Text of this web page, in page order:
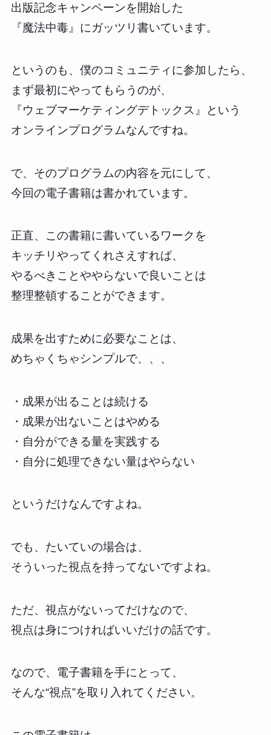
出版記念キャンペーンを開始した
『魔法中毒』にガッツリ書いています。
というのも、僕のコミュニティに参加したら、
まず最初にやってもらうのが、
『ウェブマーケティングデトックス』という
オンラインプログラムなんですね。
で、そのプログラムの内容を元にして、
今回の電子書籍は書かれています。
正直、この書籍に書いているワークを
キッチリやってくれさえすれば、
やるべきことややらないで良いことは
整理整頓することができます。
成果を出すために必要なことは、
めちゃくちゃシンプルで、、、
・成果が出ることは続ける
・成果が出ないことはやめる
・自分ができる量を実践する
・自分に処理できない量はやらない
というだけなんですよね。
でも、たいていの場合は、
そういった視点を持ってないですよね。
ただ、視点がないってだけなので、
視点は身につければいいだけの話です。
なので、電子書籍を手にとって、
そんな“視点”を取り入れてください。